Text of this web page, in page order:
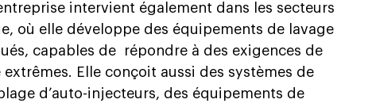
intervient également dans les secteurs
où elle développe des équipements de lavage
capables de
répondre à des exigences de
Elle conçoit aussi des systèmes de
d’auto-injecteurs, des équipements de